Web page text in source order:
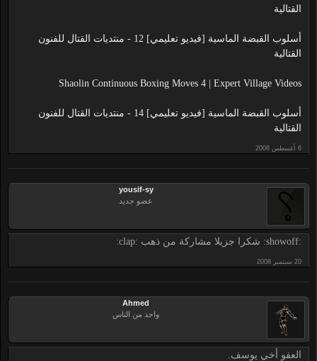
القتالية
أسلوب القبضة الماسية [فيديو تعليمي] 12 - منتديات القتال للفنون
القتالية
Shaolin Continuous Boxing Moves 4 | Expert Village Videos
أسلوب القبضة الماسية [فيديو تعليمي] 14 - منتديات القتال للفنون
القتالية
yousif-sy
عضو جديد
:showoff: شكرا جزيلا مشاركة من ذهب :clap:
Ahmed
واحد من الناس
العفو أخي يوسف.